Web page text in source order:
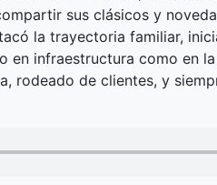
sus clásicos y
la trayectoria familiar,
en infraestructura como en
rodeado de clientes, y